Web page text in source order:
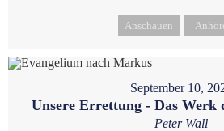
Anschauen
September 10,
Unsere Errettung - Das Werk
Peter Wall